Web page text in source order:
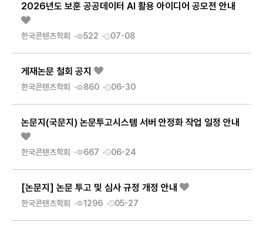
2026년도 보훈 공공데이터 AI 활용 아이디어 공모전 안내
한국콘텐츠학회 522 07-08
게재논문 철회 공지
한국콘텐츠학회 860 06-30
논문지(국문지) 논문투고시스템 서버 안정화 작업 일정 안내
한국콘텐츠학회 667 06-24
[논문지] 논문 투고 및 심사 규정 개정 안내
한국콘텐츠학회 1296 05-27